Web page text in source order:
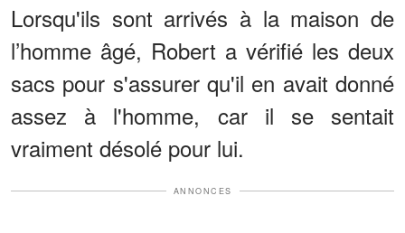
Lorsqu'ils sont arrivés à la maison de
l’homme âgé, Robert a vérifié les deux
sacs pour s'assurer qu'il en avait donné
assez à l'homme, car il se sentait
vraiment désolé pour lui.
ANNONCES